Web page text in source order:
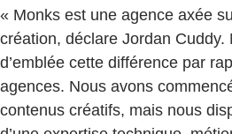
« Monks est une agence axée
création, déclare Jordan Cuddy.
d’emblée cette différence par
agences. Nous avons
contenus créatifs, mais nous